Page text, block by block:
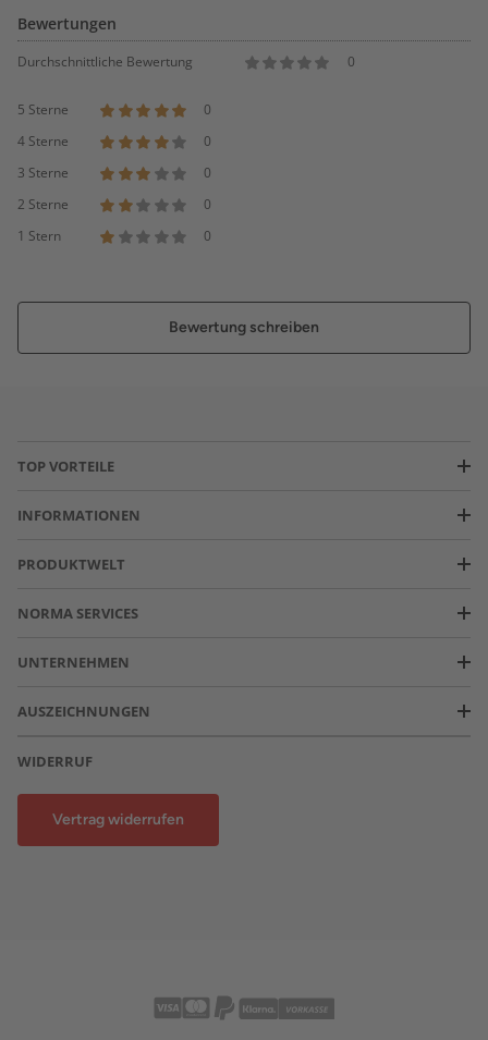
Bewertungen
Durchschnittliche Bewertung 0
5 Sterne
0
4 Sterne
0
3 Sterne
0
2 Sterne
0
1 Stern
0
Bewertung schreiben
TOP VORTEILE
INFORMATIONEN
PRODUKTWELT
NORMA SERVICES
UNTERNEHMEN
AUSZEICHNUNGEN
WIDERRUF
Vertrag widerrufen